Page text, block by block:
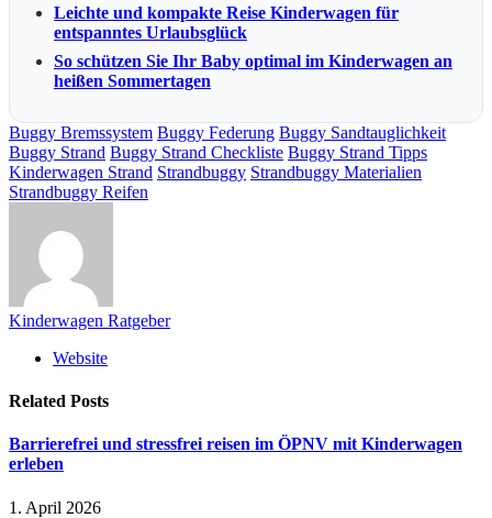
Leichte und kompakte Reise Kinderwagen für
entspanntes Urlaubsglück
So schützen Sie Ihr Baby optimal im Kinderwagen an
heißen Sommertagen
Buggy Bremssystem Buggy Federung Buggy Sandtauglichkeit
Buggy Strand Buggy Strand Checkliste Buggy Strand Tipps
Kinderwagen Strand Strandbuggy Strandbuggy Materialien
Strandbuggy Reifen
Kinderwagen Ratgeber
Website
Related Posts
Barrierefrei und stressfrei reisen im ÖPNV mit Kinderwagen
erleben
1. April 2026